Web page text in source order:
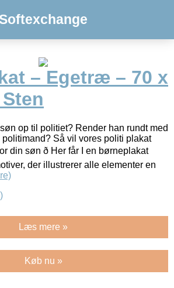
Softexchange
– Egetræ – 70 x
op til politiet? Render han rundt med
Så vil vores politi plakat
søn ð Her får I en børneplakat
der illustrerer alle elementer en
Læs mere »
Køb nu »